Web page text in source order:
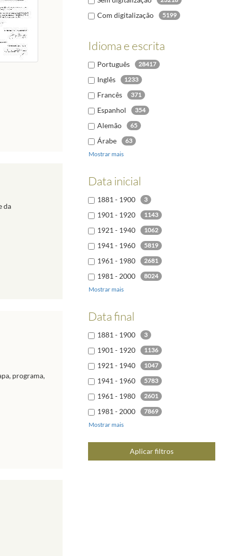
Com digitalização 5199
Idioma e escrita
Português 28417
Inglês 1233
Francês 371
Espanhol 354
Alemão 65
Árabe 63
Italiano
Búlgaro 24
Russo 23
Mostrar mais
Data inicial
1881 - 1900 3
1901 - 1920 1143
1921 - 1940 1062
1941 - 1960 5819
1961 - 1980 2681
1981 - 2000 8024
2001 - 2020
Mostrar mais
Data final
1881 - 1900 3
1901 - 1920 1136
1921 - 1940 1047
1941 - 1960 5783
1961 - 1980 2601
1981 - 2000 7869
2001 - 2020
2021 - 2040 6
Mostrar mais
Aplicar filtros
da
programa,